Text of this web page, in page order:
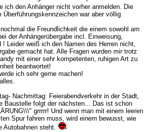
ich den Anhänger nicht vorher anmelden. Die
Überführungskennzeichen war aber völlig
die Freundlichkeit die einem sowohl am
der Anhängerübergabe incl. Einweisung,
! Leider weiß ich den Namen des Herren nicht,
gemacht hat. Alle Fragen wurden mir trotz
mit einer sehr kompetenten, ruhigen Art zu
beantwortet!
ich sehr gerne machen!
Nachmittag: Feierabendverkehr in der Stadt,
Baustelle folgt der nächsten... Das ist schon
grrrrr! Und wenn man mit einem leeren
Spur fahren muss, wird einem bewusst, wie
Autobahnen steht.